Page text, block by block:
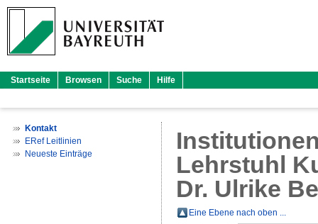
Startseite Browsen Suche Hilfe
Kontakt
ERef Leitlinien
Neueste Einträge
Lehrstuhl
Dr. Ulrike
Eine Ebene nach oben ...